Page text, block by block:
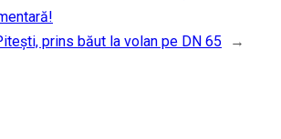
prins băut la volan pe DN 65
→